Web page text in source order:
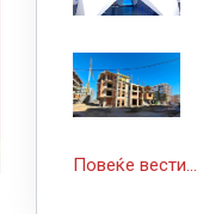
Повеќе вести...